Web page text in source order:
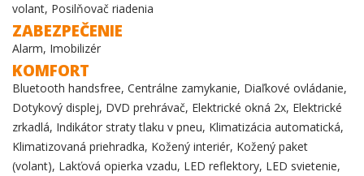
volant, Posilňovač riadenia
ZABEZPEČENIE
Alarm, Imobilizér
KOMFORT
Bluetooth handsfree, Centrálne zamykanie, Diaľkové ovládanie,
Dotykový displej, DVD prehrávač, Elektrické okná 2x, Elektrické
zrkadlá, Indikátor straty tlaku v pneu, Klimatizácia automatická,
Klimatizovaná priehradka, Kožený interiér, Kožený paket
(volant), Lakťová opierka vzadu, LED reflektory, LED svietenie,